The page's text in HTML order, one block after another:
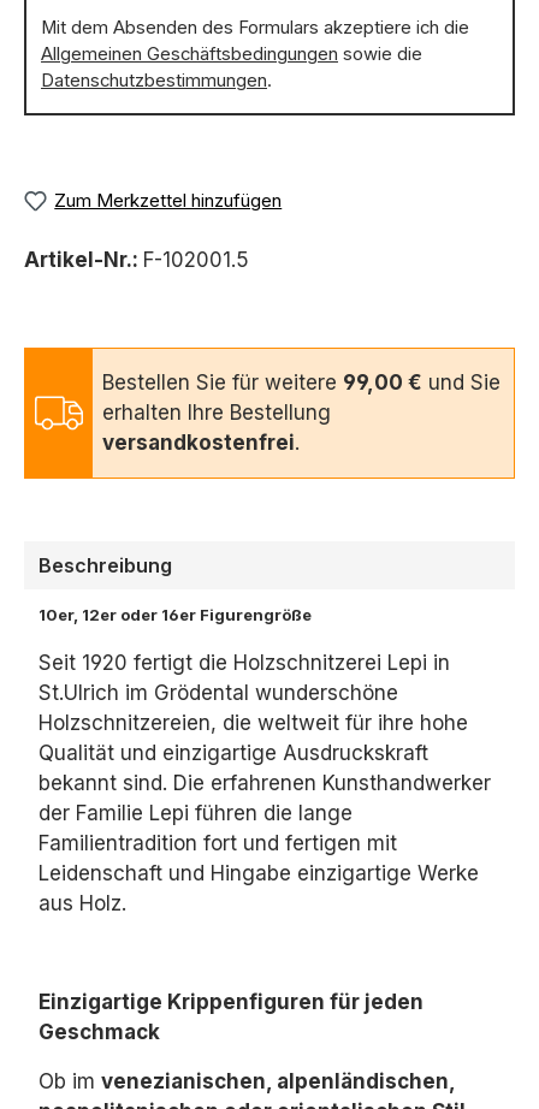
Mit dem Absenden des Formulars akzeptiere ich die
Allgemeinen Geschäftsbedingungen sowie die
Datenschutzbestimmungen.
Zum Merkzettel hinzufügen
Artikel-Nr.: F-102001.5
Bestellen Sie für weitere 99,00 € und Sie
erhalten Ihre Bestellung
versandkostenfrei.
Beschreibung
10er, 12er oder 16er Figurengröße
Seit 1920 fertigt die Holzschnitzerei Lepi in
St.Ulrich im Grödental wunderschöne
Holzschnitzereien, die weltweit für ihre hohe
Qualität und einzigartige Ausdruckskraft
bekannt sind. Die erfahrenen Kunsthandwerker
der Familie Lepi führen die lange
Familientradition fort und fertigen mit
Leidenschaft und Hingabe einzigartige Werke
aus Holz.
Einzigartige Krippenfiguren für jeden
Geschmack
Ob im venezianischen, alpenländischen,